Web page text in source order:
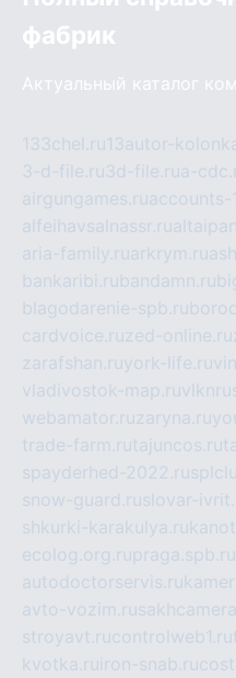
фабрик
Актуальный каталог
133chel.ru13autor-
3-d-file.ru3d-file.rua-
airgungames.ruaccounts-
alfeihavsalnassr.ru
aria-family.ruarkrym.ru
bankaribi.rubandamn.ru
blagodarenie-spb.ru
cardvoice.ruzed-online.ru
zarafshan.ruyork-life.ru
vladivostok-map.ru
webamator.ruzaryna.ru
trade-farm.rutajuncos.ru
spayderhed-2022.ru
snow-guard.ruslovar-
shkurki-karakulya.ru
ecolog.org.rupraga.spb.ru
autodoctorservis.ru
avto-vozim.ru
stroyavt.rucontrolweb1.ru
kvotka.ru iron-snab.ru